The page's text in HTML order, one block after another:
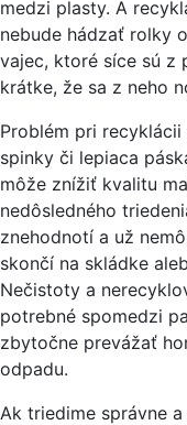
medzi plasty. A
nebude hádzať rolky
vajec, ktoré síce sú z
krátke, že sa z neho
Problém pri
spinky či lepiaca
môže znížiť kvalitu
nedôsledného
znehodnotí a už
skončí na skládke
Nečistoty a
potrebné spomedzi
zbytočne prevážať
odpadu.
Ak triedime správne